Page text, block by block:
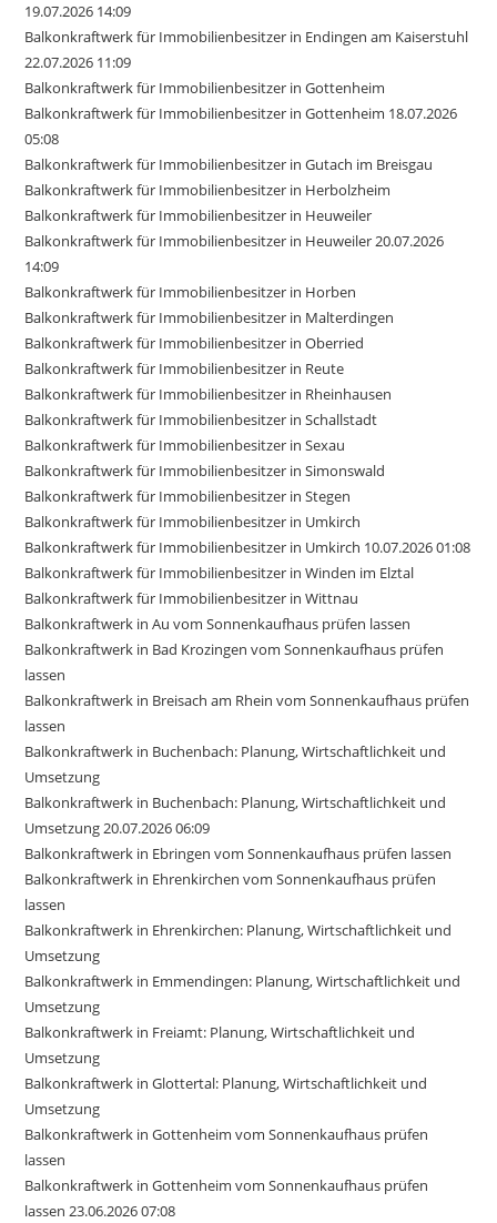
19.07.2026 14:09
Balkonkraftwerk für Immobilienbesitzer in Endingen am Kaiserstuhl
22.07.2026 11:09
Balkonkraftwerk für Immobilienbesitzer in Gottenheim
Balkonkraftwerk für Immobilienbesitzer in Gottenheim 18.07.2026
05:08
Balkonkraftwerk für Immobilienbesitzer in Gutach im Breisgau
Balkonkraftwerk für Immobilienbesitzer in Herbolzheim
Balkonkraftwerk für Immobilienbesitzer in Heuweiler
Balkonkraftwerk für Immobilienbesitzer in Heuweiler 20.07.2026
14:09
Balkonkraftwerk für Immobilienbesitzer in Horben
Balkonkraftwerk für Immobilienbesitzer in Malterdingen
Balkonkraftwerk für Immobilienbesitzer in Oberried
Balkonkraftwerk für Immobilienbesitzer in Reute
Balkonkraftwerk für Immobilienbesitzer in Rheinhausen
Balkonkraftwerk für Immobilienbesitzer in Schallstadt
Balkonkraftwerk für Immobilienbesitzer in Sexau
Balkonkraftwerk für Immobilienbesitzer in Simonswald
Balkonkraftwerk für Immobilienbesitzer in Stegen
Balkonkraftwerk für Immobilienbesitzer in Umkirch
Balkonkraftwerk für Immobilienbesitzer in Umkirch 10.07.2026 01:08
Balkonkraftwerk für Immobilienbesitzer in Winden im Elztal
Balkonkraftwerk für Immobilienbesitzer in Wittnau
Balkonkraftwerk in Au vom Sonnenkaufhaus prüfen lassen
Balkonkraftwerk in Bad Krozingen vom Sonnenkaufhaus prüfen
lassen
Balkonkraftwerk in Breisach am Rhein vom Sonnenkaufhaus prüfen
lassen
Balkonkraftwerk in Buchenbach: Planung, Wirtschaftlichkeit und
Umsetzung
Balkonkraftwerk in Buchenbach: Planung, Wirtschaftlichkeit und
Umsetzung 20.07.2026 06:09
Balkonkraftwerk in Ebringen vom Sonnenkaufhaus prüfen lassen
Balkonkraftwerk in Ehrenkirchen vom Sonnenkaufhaus prüfen
lassen
Balkonkraftwerk in Ehrenkirchen: Planung, Wirtschaftlichkeit und
Umsetzung
Balkonkraftwerk in Emmendingen: Planung, Wirtschaftlichkeit und
Umsetzung
Balkonkraftwerk in Freiamt: Planung, Wirtschaftlichkeit und
Umsetzung
Balkonkraftwerk in Glottertal: Planung, Wirtschaftlichkeit und
Umsetzung
Balkonkraftwerk in Gottenheim vom Sonnenkaufhaus prüfen
lassen
Balkonkraftwerk in Gottenheim vom Sonnenkaufhaus prüfen
lassen 23.06.2026 07:08